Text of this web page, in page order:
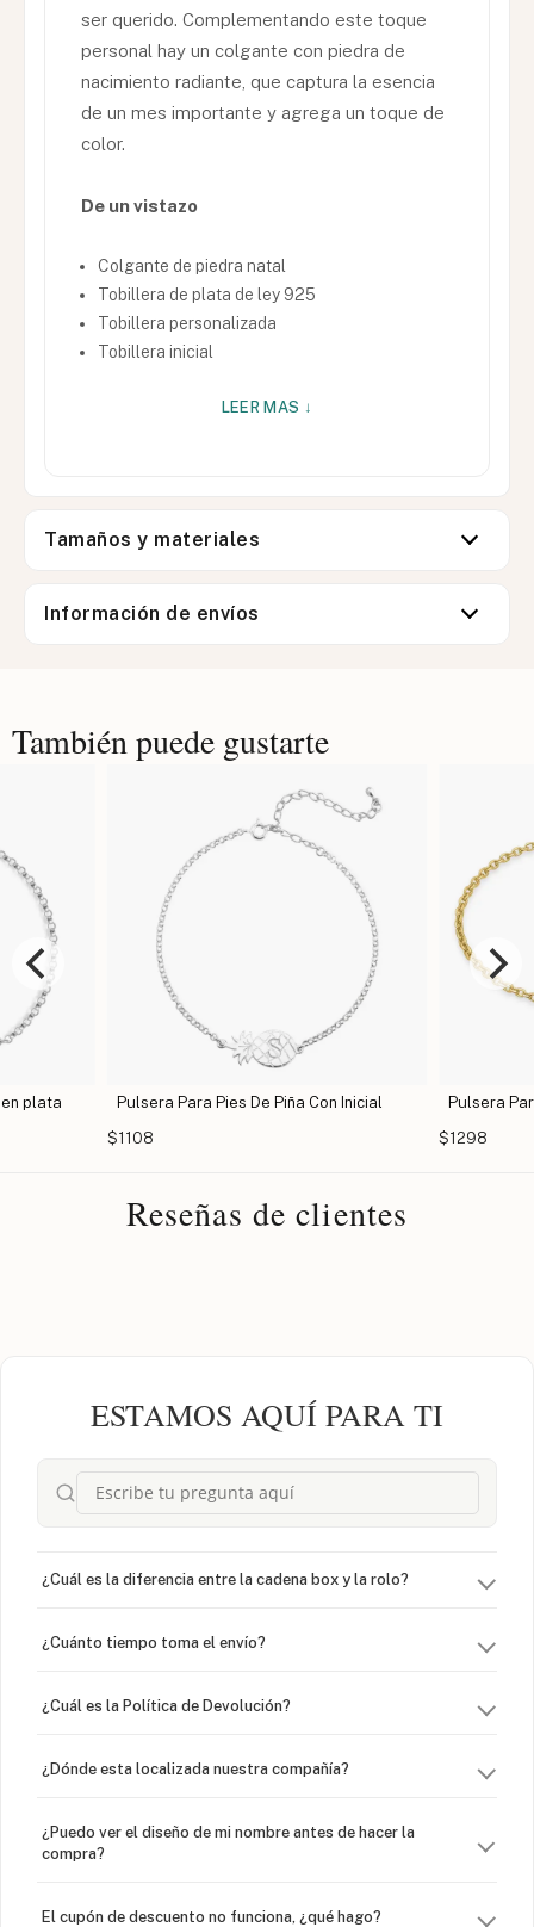
ser querido. Complementando este toque
personal hay un colgante con piedra de
nacimiento radiante, que captura la esencia
de un mes importante y agrega un toque de
color.
De un vistazo
Colgante de piedra natal
Tobillera de plata de ley 925
Tobillera personalizada
Tobillera inicial
LEER MAS ↓
Tamaños y materiales
Información de envíos
También puede gustarte
plata
Pulsera Para Pies De Piña Con Inicial
$1108
Pulsera
$1298
Reseñas de clientes
ESTAMOS AQUÍ PARA TI
¿Cuál es la diferencia entre la cadena box y la rolo?
¿Cuánto tiempo toma el envío?
¿Cuál es la Política de Devolución?
¿Dónde esta localizada nuestra compañía?
¿Puedo ver el diseño de mi nombre antes de hacer la
compra?
El cupón de descuento no funciona, ¿qué hago?